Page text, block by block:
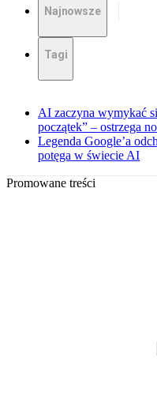
Najnowsze
Tagi
AI zaczyna wymykać
początek” – ostrzega
Legenda Google’a
potęga w świecie AI
Promowane treści